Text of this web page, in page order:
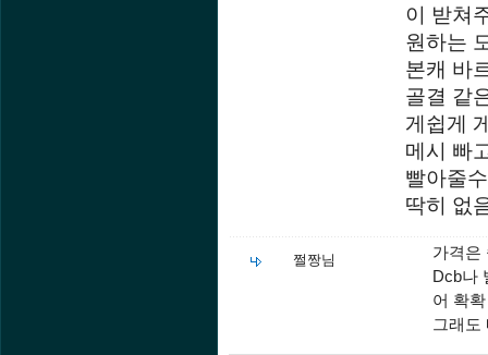
이 받쳐
원하는
본캐 바
골결 같
게쉽게
메시 빠
빨아줄
딱히 없
쩔짱님
가격은
Dcb나
어 확
그래도